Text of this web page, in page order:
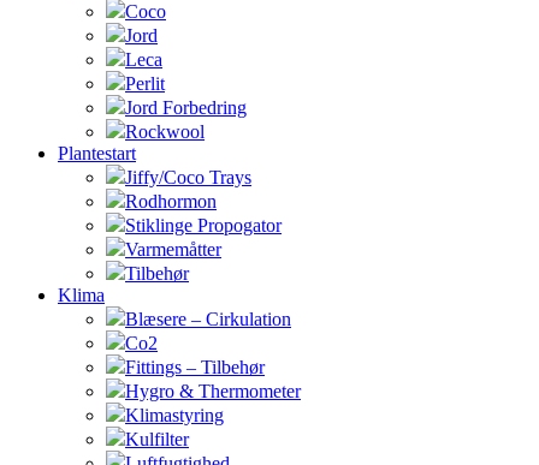
Coco
Jord
Leca
Perlit
Jord Forbedring
Rockwool
Plantestart
Jiffy/Coco Trays
Rodhormon
Stiklinge Propogator
Varmemåtter
Tilbehør
Klima
Blæsere – Cirkulation
Co2
Fittings – Tilbehør
Hygro & Thermometer
Klimastyring
Kulfilter